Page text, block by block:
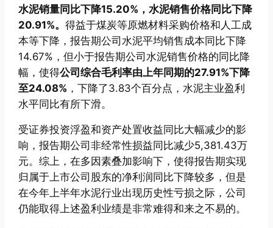
水泥销量同比下降15.20%，水泥销售价格同比下降
20.91%。得益于煤炭等原燃材料采购价格和人工成
本等下降，报告期公司水泥平均销售成本同比下降
14.67%，但小于报告期公司水泥销售价格的同比降
幅，使得公司综合毛利率由上年同期的27.91%下降
至24.08% ，下降了3.83个百分点，水泥主业盈利
水平同比有所下滑。
受证券投资浮盈和资产处置收益同比大幅减少的影
响，报告期公司非经常性损益同比减少5,381.43万
元。综上，在多因素叠加影响下，使得报告期实现
归属于上市公司股东的净利润同比下降较多，但是
在今年上半年水泥行业出现历史性亏损之际，公司
仍能取得上述盈利业绩是非常难得和来之不易的。